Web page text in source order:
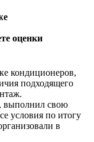
оценки
кондиционеров,
подходящего
выполнил свою
условия по итогу
в